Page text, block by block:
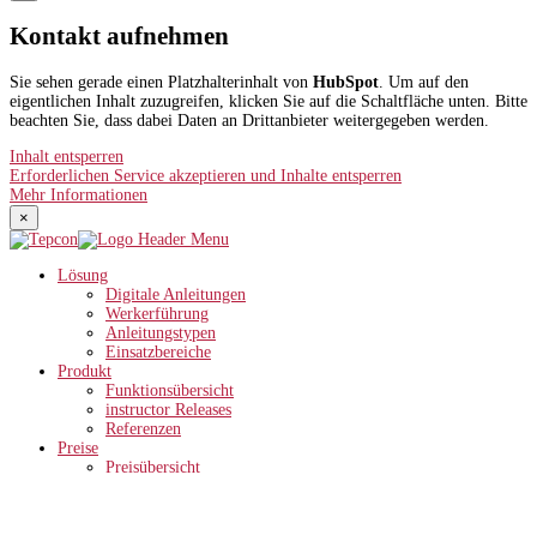
Kontakt aufnehmen
Sie sehen gerade einen Platzhalterinhalt von HubSpot . Um auf den
eigentlichen Inhalt zuzugreifen, klicken Sie auf die Schaltfläche unten. Bitte
beachten Sie, dass dabei Daten an Drittanbieter weitergegeben werden.
Inhalt entsperren
Erforderlichen Service akzeptieren und Inhalte entsperren
Mehr Informationen
×
Lösung
Digitale Anleitungen
Werkerführung
Anleitungstypen
Einsatzbereiche
Produkt
Funktionsübersicht
instructor Releases
Referenzen
Preise
Preisübersicht